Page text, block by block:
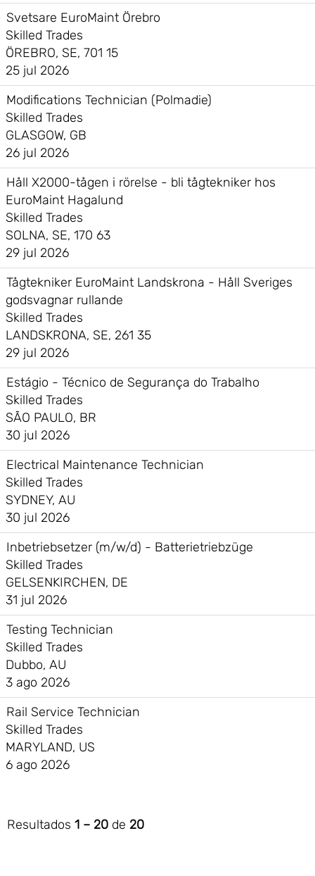
Svetsare EuroMaint Örebro
Skilled Trades
ÖREBRO, SE, 701 15
25 jul 2026
Modifications Technician (Polmadie)
Skilled Trades
GLASGOW, GB
26 jul 2026
Håll X2000-tågen i rörelse - bli tågtekniker hos
EuroMaint Hagalund
Skilled Trades
SOLNA, SE, 170 63
29 jul 2026
Tågtekniker EuroMaint Landskrona - Håll Sveriges
godsvagnar rullande
Skilled Trades
LANDSKRONA, SE, 261 35
29 jul 2026
Estágio - Técnico de Segurança do Trabalho
Skilled Trades
SÃO PAULO, BR
30 jul 2026
Electrical Maintenance Technician
Skilled Trades
SYDNEY, AU
30 jul 2026
Inbetriebsetzer (m/w/d) - Batterietriebzüge
Skilled Trades
GELSENKIRCHEN, DE
31 jul 2026
Testing Technician
Skilled Trades
Dubbo, AU
3 ago 2026
Rail Service Technician
Skilled Trades
MARYLAND, US
6 ago 2026
Resultados 1 – 20 de 20